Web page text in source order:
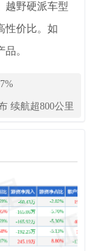
越野硬派车型
性价比。如
。
续航超800公里